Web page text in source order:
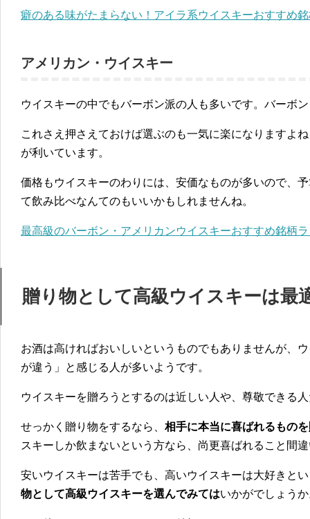
癖のある味がたまらない！アイラ系ウイスキーおすすめ
アメリカン・ウイスキー
ウイスキーの中でもバーボン派の人も多いです。バーボ
これさえ押さえておけば選ぶのも一気に楽になりますよ
が利いています。
価格もウイスキーのわりには、安価なものが多いので、
て飲み比べなんてのもいいかもしれませんね。
最高級のバーボン・アメリカンウイスキーおすすめ銘柄
贈り物として高級ウイスキーは最
お酒は高ければおいしいというものでもありませんが、
が違う」と感じる人が多いようです。
ウイスキーを贈ろうとするのは近しい人や、尊敬できる
せっかく贈り物をするなら、 相手に本当に喜ばれるもの
スキーしか飲まないという方なら、尚更喜ばれること間
安いウイスキーは苦手でも、高いウイスキーは大好きと
物として高級ウイスキーを選んでみてはいかがでしょう